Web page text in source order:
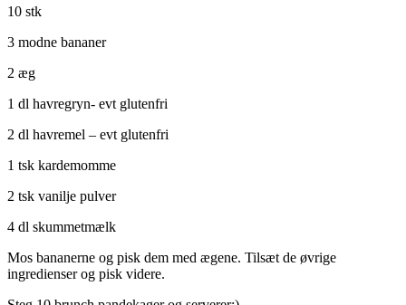
10 stk
3 modne bananer
2 æg
1 dl havregryn- evt glutenfri
2 dl havremel – evt glutenfri
1 tsk kardemomme
2 tsk vanilje pulver
4 dl skummetmælk
Mos bananerne og pisk dem med ægene. Tilsæt de øvrige
ingredienser og pisk videre.